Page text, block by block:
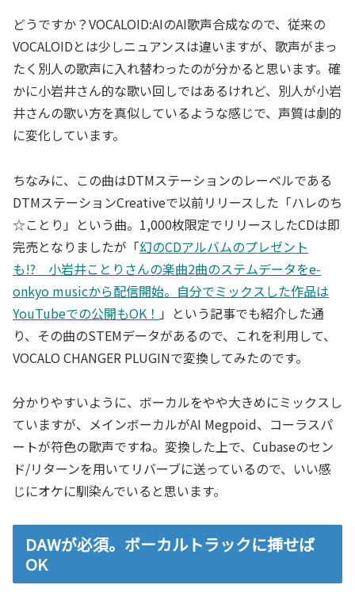
どうですか？VOCALOID:AIのAI歌声合成なので、従来の
VOCALOIDとは少しニュアンスは違いますが、歌声がまっ
たく別人の歌声に入れ替わったのが分かると思います。確
かに小岩井さん的な歌い回しではあるけれど、別人が小岩
井さんの歌い方を真似しているような感じで、声質は劇的
に変化しています。
ちなみに、この曲はDTMステーションのレーベルである
DTMステーションCreativeで以前リリースした「ハレのち
☆ことり」という曲。1,000枚限定でリリースしたCDは即
完売となりましたが「幻のCDアルバムのプレゼント
も!? 小岩井ことりさんの楽曲2曲のステムデータをe-
onkyo musicから配信開始。自分でミックスした作品は
YouTubeでの公開もOK！ 」という記事でも紹介した通
り、その曲のSTEMデータがあるので、これを利用して、
VOCALO CHANGER PLUGINで変換してみたのです。
分かりやすいように、ボーカルをやや大きめにミックスし
ていますが、メインボーカルがAI Megpoid、コーラスパ
ートが符色の歌声ですね。変換した上で、Cubaseのセン
ド/リターンを用いてリバーブに送っているので、いい感
じにオケに馴染んでいると思います。
DAWが必須。ボーカルトラックに挿せば
OK